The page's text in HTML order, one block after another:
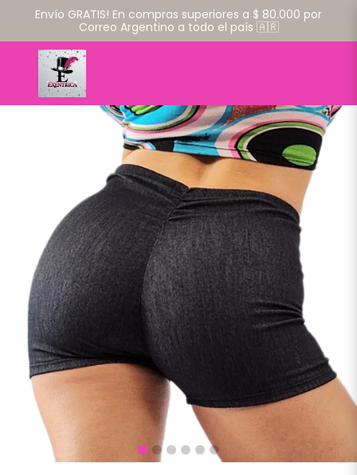
Envío GRATIS! En compras superiores a $ 80.000 por
Correo Argentino a todo el país 🇦🇷